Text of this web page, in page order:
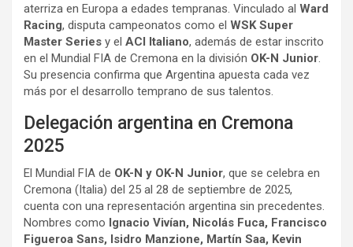
aterriza en Europa a edades tempranas. Vinculado al Ward
Racing, disputa campeonatos como el WSK Super
Master Series y el ACI Italiano, además de estar inscrito
en el Mundial FIA de Cremona en la división OK-N Junior.
Su presencia confirma que Argentina apuesta cada vez
más por el desarrollo temprano de sus talentos.
Delegación argentina en Cremona
2025
El Mundial FIA de OK-N y OK-N Junior, que se celebra en
Cremona (Italia) del 25 al 28 de septiembre de 2025,
cuenta con una representación argentina sin precedentes.
Nombres como Ignacio Vivían, Nicolás Fuca, Francisco
Figueroa Sans, Isidro Manzione, Martín Saa, Kevin